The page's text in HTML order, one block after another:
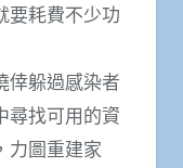
要耗費不少功
倖躲過感染者
尋找可用的資
力圖重建家